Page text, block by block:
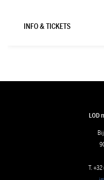
INFO & TICKETS
LOD
T.